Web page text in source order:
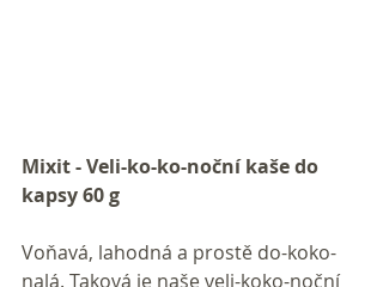
Mixit - Veli-ko-ko-noční kaše do
kapsy 60 g
Voňavá, lahodná a prostě do-koko-
nalá. Taková je naše veli-koko-noční